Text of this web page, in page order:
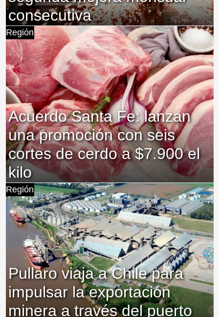
consecutiva
Región
Acuerdo Santa Fe: lanzan
una promoción con seis
cortes de cerdo a $7.900 el
kilo
Región
Pullaro viaja a Chile para
impulsar la exportación
minera a través del puerto